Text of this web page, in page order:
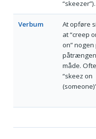
“skeezer”).
Verbum
At opføre
at “creep
on” nogen
måde.
“skeez on